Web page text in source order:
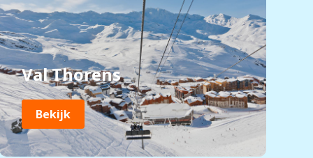
Val Thorens
Bekijk